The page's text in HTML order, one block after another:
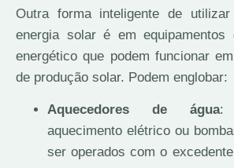
Outra forma inteligente de
energia solar é em equipamentos
energético que podem funcionar
de produção solar. Podem englobar:
Aquecedores de água:
aquecimento elétrico ou
ser operados com o